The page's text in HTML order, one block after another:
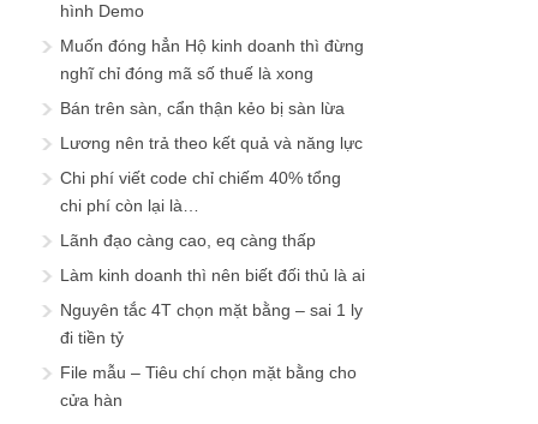
hình Demo
Muốn đóng hẳn Hộ kinh doanh thì đừng
nghĩ chỉ đóng mã số thuế là xong
Bán trên sàn, cẩn thận kẻo bị sàn lừa
Lương nên trả theo kết quả và năng lực
Chi phí viết code chỉ chiếm 40% tổng
chi phí còn lại là…
Lãnh đạo càng cao, eq càng thấp
Làm kinh doanh thì nên biết đối thủ là ai
Nguyên tắc 4T chọn mặt bằng – sai 1 ly
đi tiền tỷ
File mẫu – Tiêu chí chọn mặt bằng cho
cửa hàn